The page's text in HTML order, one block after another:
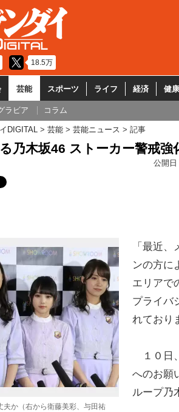
18.5万
芸能 スポーツ ライフ 経済 健康
ラビア コラム
DIGITAL 芸能 芸能ニュース 記事
乃木坂46 ストーカー警戒強
公開日
夫か（右から衛藤美彩、与田祐
「最近
ンの方に
エリアで
プライバ
れており
１０日
へのお願
ループ乃